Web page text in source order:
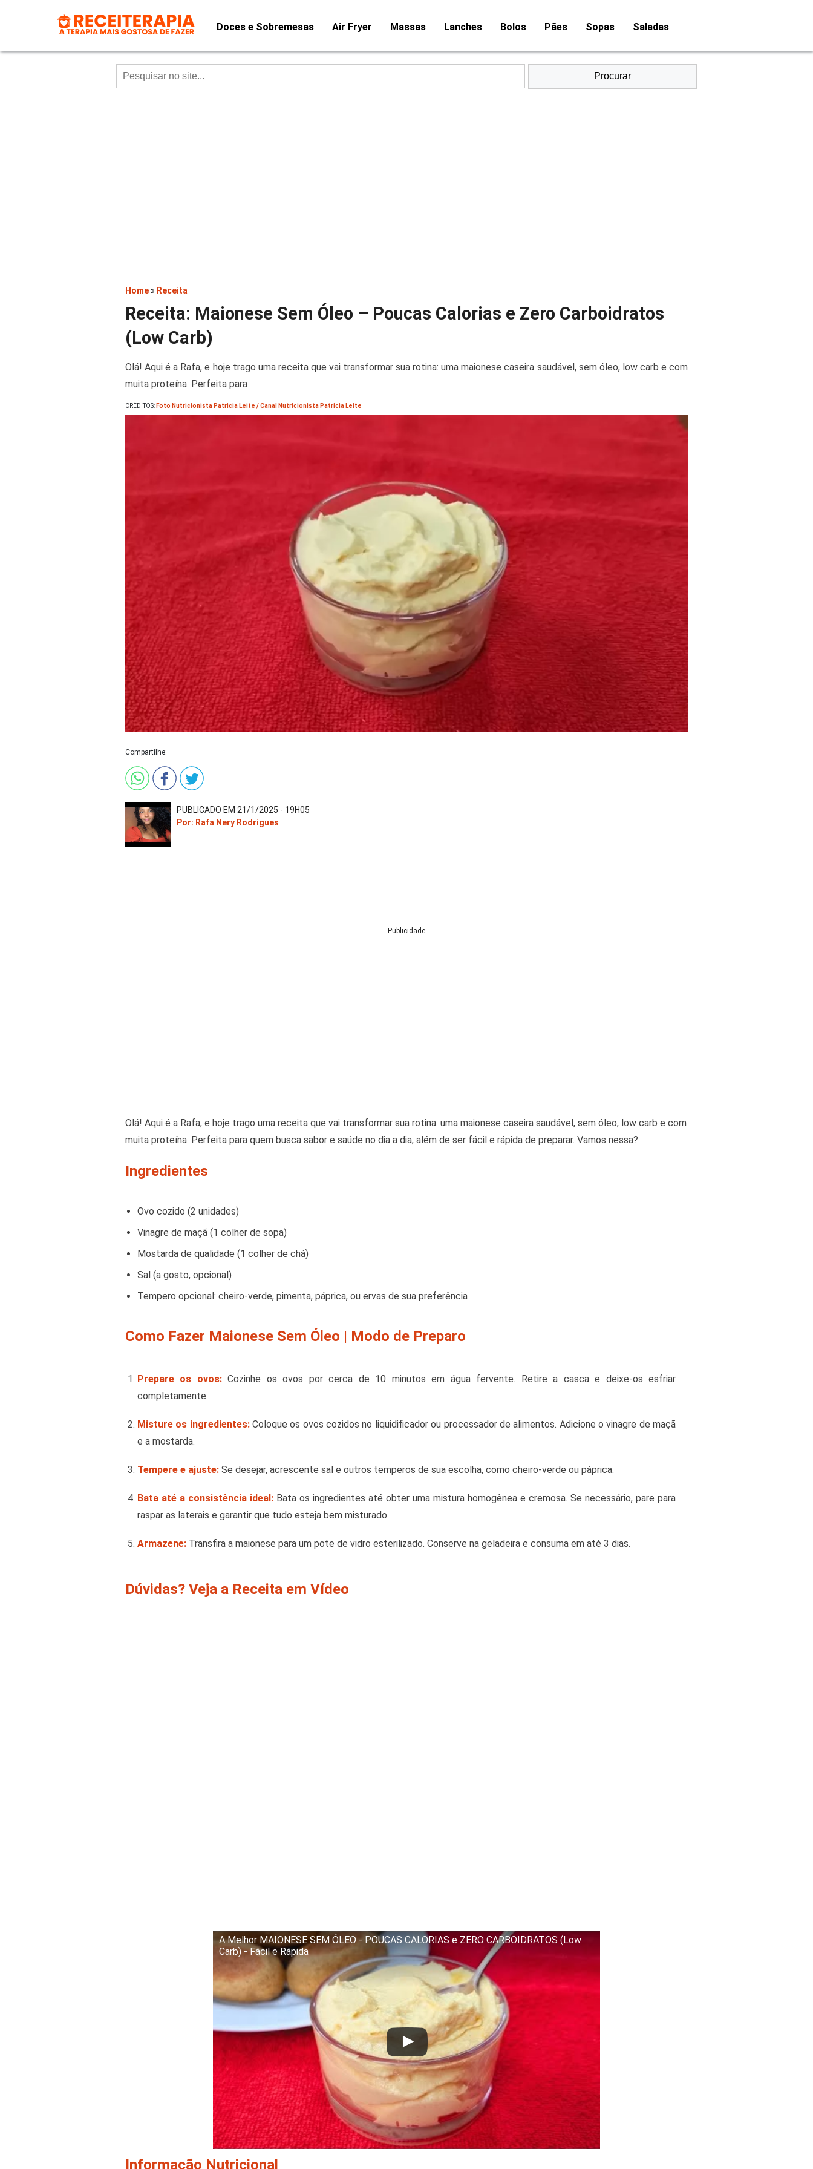
Doces e Sobremesas Air Fryer Massas Lanches Bolos Pães Sopas Saladas
Procurar
Home » Receita
Receita: Maionese Sem Óleo – Poucas Calorias e Zero Carboidratos
(Low Carb)
Olá! Aqui é a Rafa, e hoje trago uma receita que vai transformar sua rotina: uma maionese caseira saudável, sem óleo, low carb e com
muita proteína. Perfeita para
CRÉDITOS: Foto Nutricionista Patricia Leite / Canal Nutricionista Patricia Leite
Compartilhe:
PUBLICADO EM 21/1/2025 - 19H05
Por: Rafa Nery Rodrigues
Publicidade
Olá! Aqui é a Rafa, e hoje trago uma receita que vai transformar sua rotina: uma maionese caseira saudável, sem óleo, low carb e com
muita proteína. Perfeita para quem busca sabor e saúde no dia a dia, além de ser fácil e rápida de preparar. Vamos nessa?
Ingredientes
Ovo cozido (2 unidades)
Vinagre de maçã (1 colher de sopa)
Mostarda de qualidade (1 colher de chá)
Sal (a gosto, opcional)
Tempero opcional: cheiro-verde, pimenta, páprica, ou ervas de sua preferência
Como Fazer Maionese Sem Óleo | Modo de Preparo
Prepare os ovos:Cozinhe os ovos por cerca de 10 minutos em água fervente. Retire a casca e deixe-os esfriar
completamente.
Misture os ingredientes:Coloque os ovos cozidos no liquidificador ou processador de alimentos. Adicione o vinagre de maçã
e a mostarda.
Tempere e ajuste: Se desejar, acrescente sal e outros temperos de sua escolha, como cheiro-verde ou páprica.
Bata até a consistência ideal: Bata os ingredientes até obter uma mistura homogênea e cremosa. Se necessário, pare para
raspar as laterais e garantir que tudo esteja bem misturado.
Armazene: Transfira a maionese para um pote de vidro esterilizado. Conserve na geladeira e consuma em até 3 dias.
Dúvidas? Veja a Receita em Vídeo
A Melhor MAIONESE SEM ÓLEO - POUCAS CALORIAS e ZERO CARBOIDRATOS (Low
Carb) - Fácil e Rápida
Informação Nutricional